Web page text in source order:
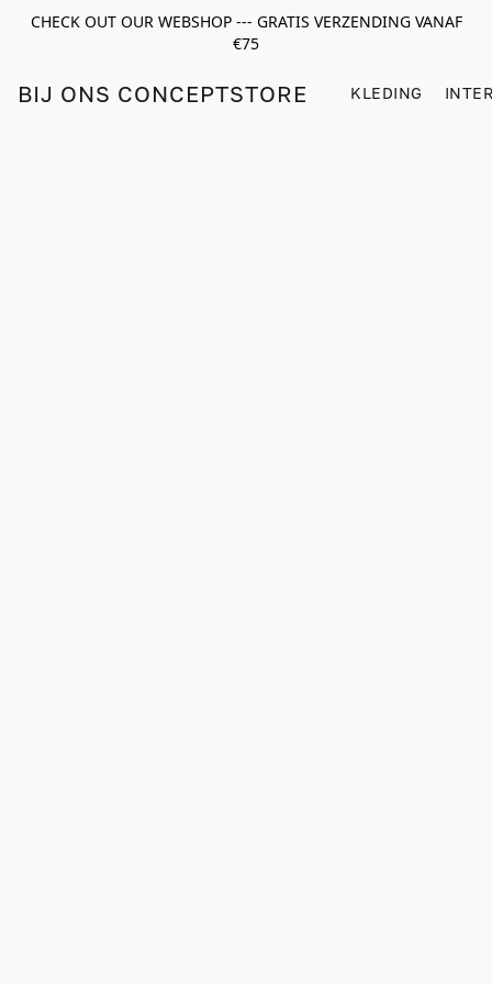
CHECK OUT OUR WEBSHOP --- GRATIS VERZENDING VANAF
€75
BIJ ONS CONCEPTSTORE KLEDING